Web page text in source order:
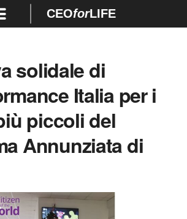
CEOforLIFE
solidale di
Italia per i
piccoli del
Annunziata di